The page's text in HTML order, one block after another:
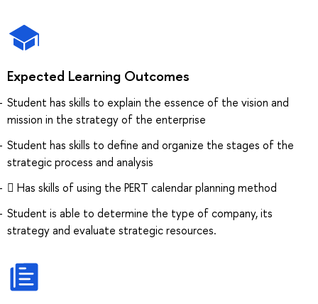
Expected Learning Outcomes
Student has skills to explain the essence of the vision and
mission in the strategy of the enterprise
Student has skills to define and organize the stages of the
strategic process and analysis
 Has skills of using the PERT calendar planning method
Student is able to determine the type of company, its
strategy and evaluate strategic resources.